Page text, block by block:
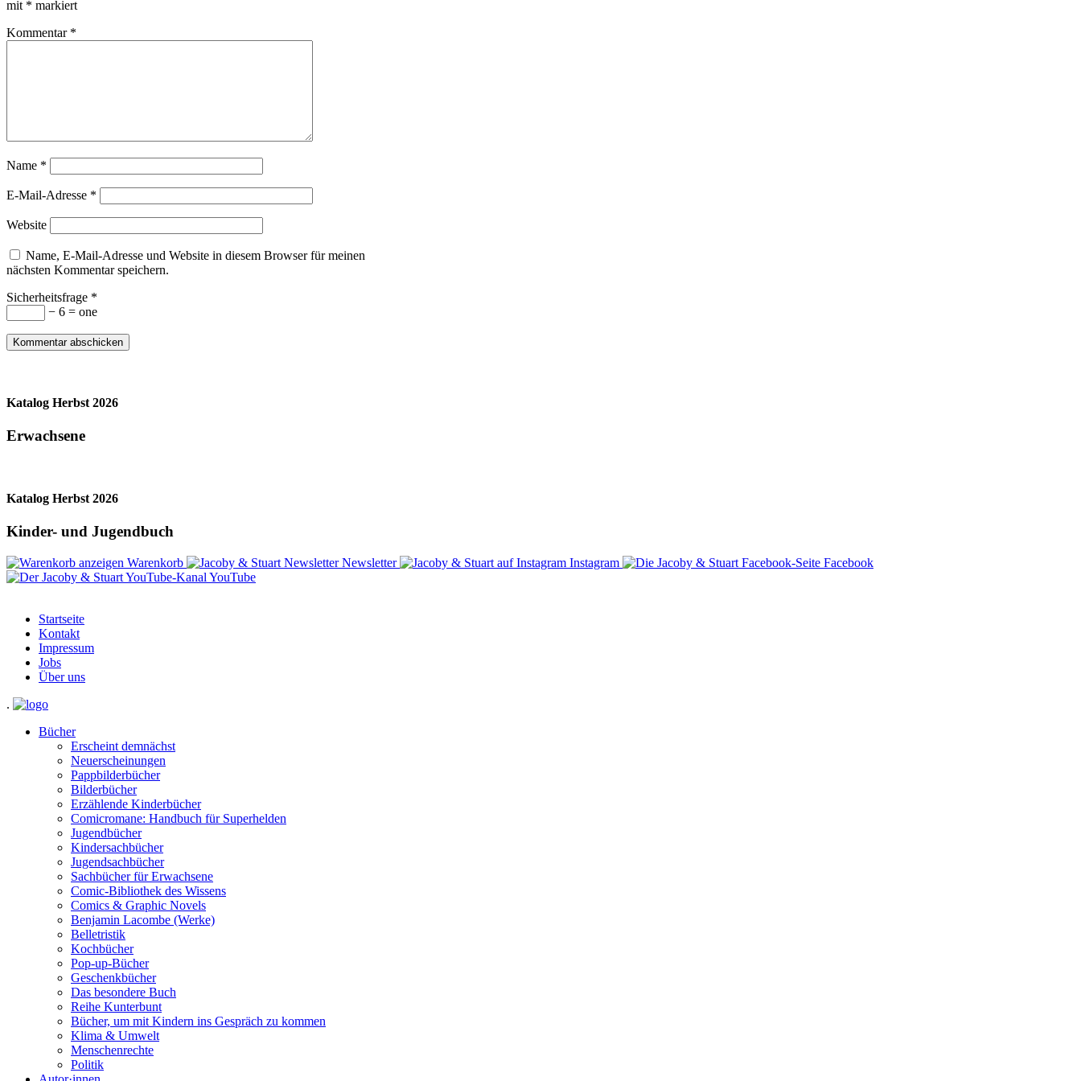
mit * markiert
Kommentar *
Name *
E-Mail-Adresse *
Website
Name, E-Mail-Adresse und Website in diesem Browser für meinen
nächsten Kommentar speichern.
Sicherheitsfrage *
− 6 = one
Katalog Herbst 2026
Erwachsene
Katalog Herbst 2026
Kinder- und Jugendbuch
Warenkorb Newsletter Instagram
Facebook
YouTube
Startseite
Kontakt
Impressum
Jobs
Über uns
.
Bücher
Erscheint demnächst
Neuerscheinungen
Pappbilderbücher
Bilderbücher
Erzählende Kinderbücher
Comicromane: Handbuch für Superhelden
Jugendbücher
Kindersachbücher
Jugendsachbücher
Sachbücher für Erwachsene
Comic-Bibliothek des Wissens
Comics & Graphic Novels
Benjamin Lacombe (Werke)
Belletristik
Kochbücher
Pop-up-Bücher
Geschenkbücher
Das besondere Buch
Reihe Kunterbunt
Bücher, um mit Kindern ins Gespräch zu kommen
Klima & Umwelt
Menschenrechte
Politik